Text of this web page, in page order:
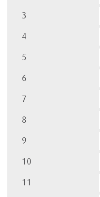
3
4
5
6
7
8
9
10
11